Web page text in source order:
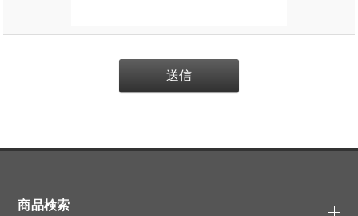
商品検索